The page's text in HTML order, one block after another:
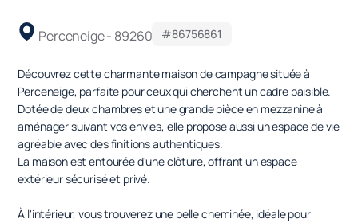
Perceneige - 89260 #86756861
Découvrez cette charmante maison de campagne située à
Perceneige, parfaite pour ceux qui cherchent un cadre paisible.
Dotée de deux chambres et une grande pièce en mezzanine à
aménager suivant vos envies, elle propose aussi un espace de vie
agréable avec des finitions authentiques.
La maison est entourée d'une clôture, offrant un espace
extérieur sécurisé et privé.
À l'intérieur, vous trouverez une belle cheminée, idéale pour